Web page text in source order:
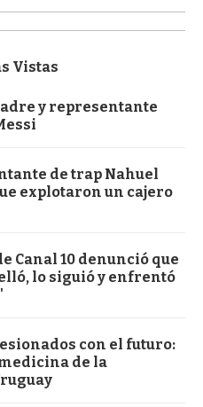
Vistas
y representante
de trap Nahuel
explotaron un cajero
Canal 10 denunció que
lo siguió y enfrentó
con el futuro:
de la